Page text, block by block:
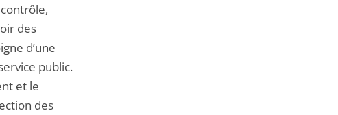
des
d’une
public.
et le
des